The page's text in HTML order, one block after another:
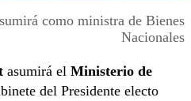
como ministra de Bienes
Nacionales
asumirá el Ministerio de
del Presidente electo